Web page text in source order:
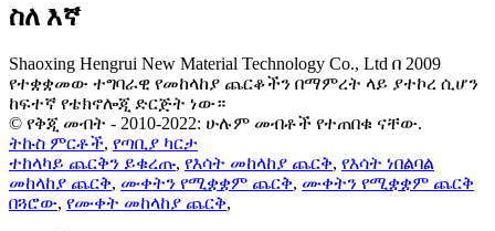
ስለ እኛ
Shaoxing Hengrui New Material Technology Co., Ltd በ 2009
የተቋቋመው ተግባራዊ የመከላከያ ጨርቆችን በማምረት ላይ ያተኮረ ሲሆን
ከፍተኛ የቴክኖሎጂ ድርጅት ነው።
© የቅጂ መብት - 2010-2022: ሁሉም መብቶች የተጠበቁ ናቸው.
ትኩስ ምርቶች, የጣቢያ ካርታ
ተከላካይ ጨርቅን ይቁረጡ, የእሳት መከላከያ ጨርቅ, የእሳት ነበልባል
መከላከያ ጨርቅ, ሙቀትን የሚቋቋም ጨርቅ, ሙቀትን የሚቋቋም ጨርቅ
በጓሮው, የሙቀት መከላከያ ጨርቅ,